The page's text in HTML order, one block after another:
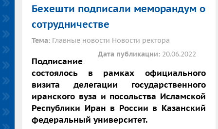
Бехешти подписали меморандум о
сотрудничестве
Тема: Главные новости Новости ректора
Дата публикации: 20.06.2022
Подписание
состоялось в рамках официального
визита делегации государственного
иранского вуза и посольства Исламской
Республики Иран в России в Казанский
федеральный университет.